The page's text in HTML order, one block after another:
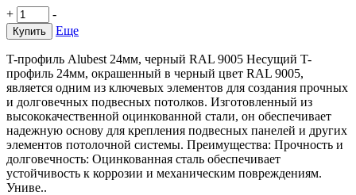
+ -
Купить Еще
T-профиль Alubest 24мм, черный RAL 9005 Несущий T-
профиль 24мм, окрашенный в черный цвет RAL 9005,
является одним из ключевых элементов для создания прочных
и долговечных подвесных потолков. Изготовленный из
высококачественной оцинкованной стали, он обеспечивает
надежную основу для крепления подвесных панелей и других
элементов потолочной системы. Преимущества: Прочность и
долговечность: Оцинкованная сталь обеспечивает
устойчивость к коррозии и механическим повреждениям.
Униве..